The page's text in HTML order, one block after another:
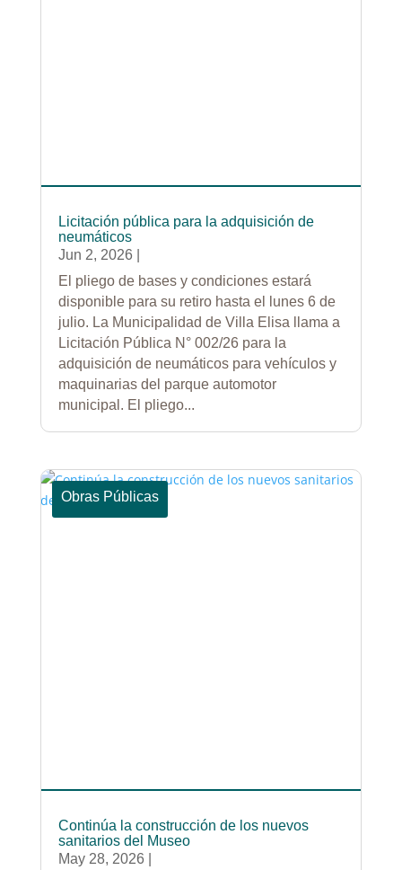
Licitación pública para la adquisición de
neumáticos
Jun 2, 2026
El pliego de bases y condiciones estará
disponible para su retiro hasta el lunes 6 de
julio. La Municipalidad de Villa Elisa llama a
Licitación Pública N° 002/26 para la
adquisición de neumáticos para vehículos y
maquinarias del parque automotor
municipal. El pliego...
Continúa la construcción de los nuevos
sanitarios del Museo
May 28, 2026
Obras Públicas